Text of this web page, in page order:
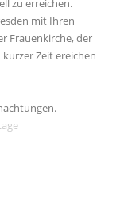
zu erreichen.
mit Ihren
Frauenkirche, der
Zeit ereichen